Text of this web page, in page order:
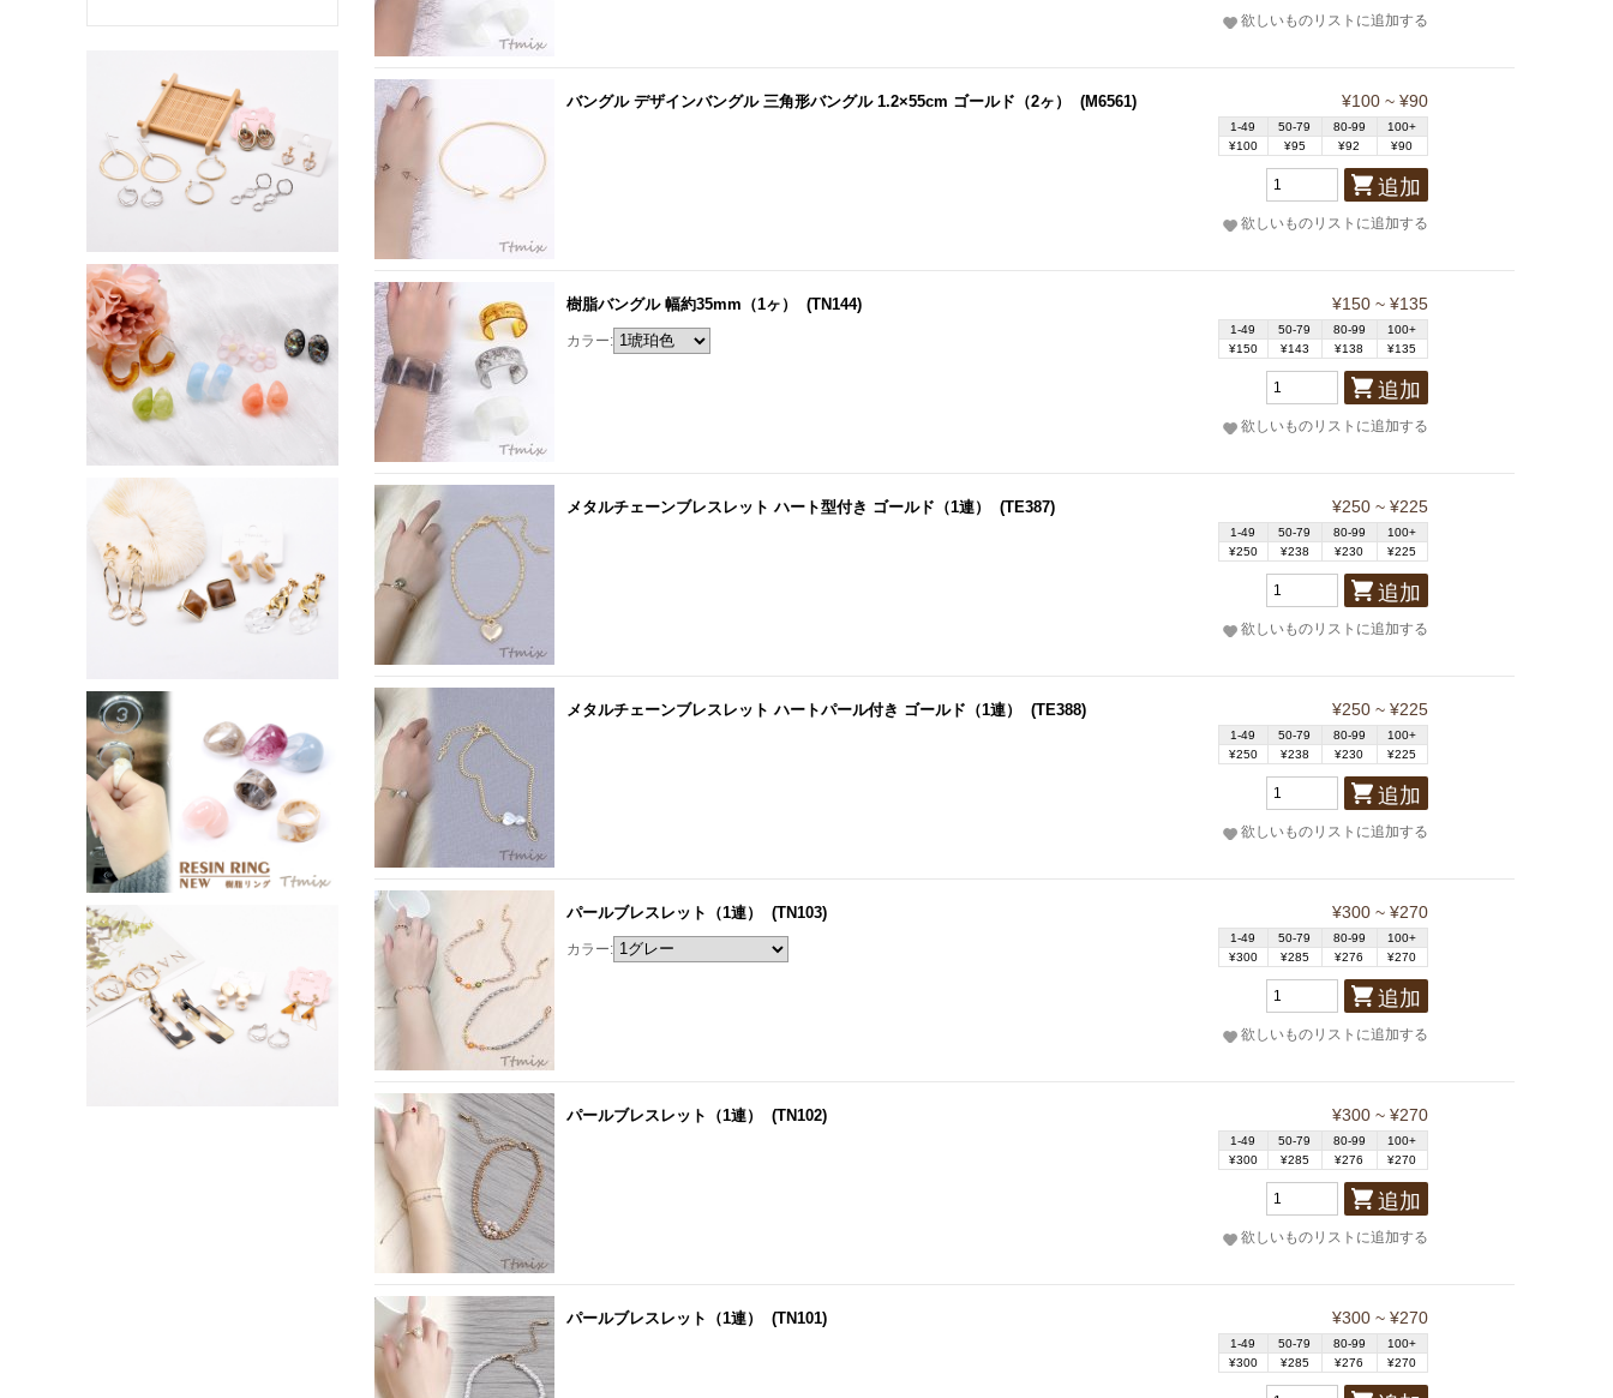
欲しいものリストに追加する
バングル デザインバングル 三角形バングル 1.2×55cm ゴールド（2ヶ） (M6561) ¥100 ~ ¥90
1-49 50-79 80-99
100+
¥100
¥95 ¥92 ¥90
追加
欲しいものリストに追加する
樹脂バングル 幅約35mm（1ヶ） (TN144)
カラー:
¥150 ~ ¥135
1-49 50-79 80-99
100+
¥150
¥143 ¥138 ¥135
追加
欲しいものリストに追加する
メタルチェーンブレスレット ハート型付き ゴールド（1連） (TE387) ¥250 ~ ¥225
1-49 50-79 80-99
100+
¥250
¥238 ¥230 ¥225
追加
欲しいものリストに追加する
メタルチェーンブレスレット ハートパール付き ゴールド（1連） (TE388) ¥250 ~ ¥225
1-49 50-79 80-99
100+
¥250
¥238 ¥230 ¥225
追加
欲しいものリストに追加する
パールブレスレット（1連） (TN103)
カラー:
¥300 ~ ¥270
1-49 50-79 80-99
100+
¥300
¥285 ¥276 ¥270
追加
欲しいものリストに追加する
パールブレスレット（1連） (TN102) ¥300 ~ ¥270
1-49 50-79 80-99
100+
¥300
¥285 ¥276 ¥270
追加
欲しいものリストに追加する
パールブレスレット（1連） (TN101) ¥300 ~ ¥270
1-49 50-79 80-99
100+
¥300
¥285 ¥276 ¥270